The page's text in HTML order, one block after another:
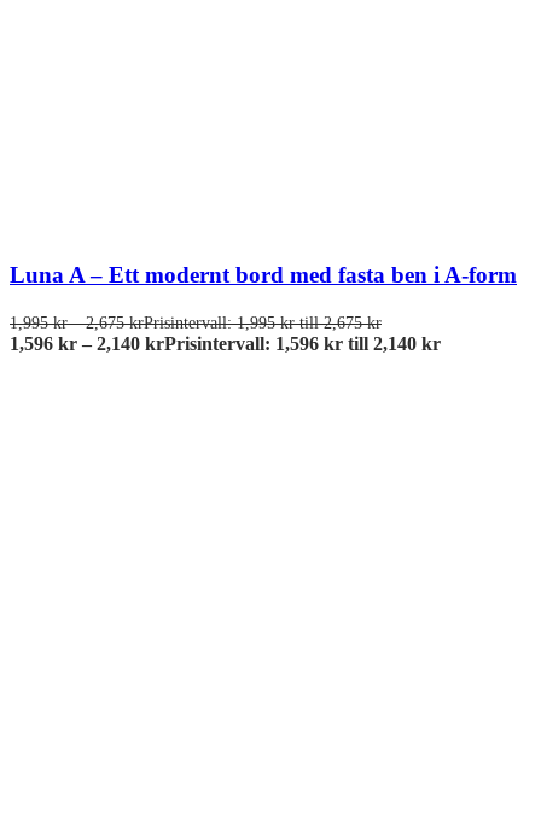
Luna A – Ett modernt bord med fasta ben i A-form
1,995kr – 2,675krPrisintervall: 1,995 kr till 2,675 kr
1,596 kr – 2,140 krPrisintervall: 1,596 kr till 2,140 kr